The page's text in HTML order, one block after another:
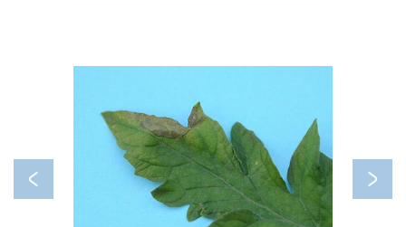
Previous Next